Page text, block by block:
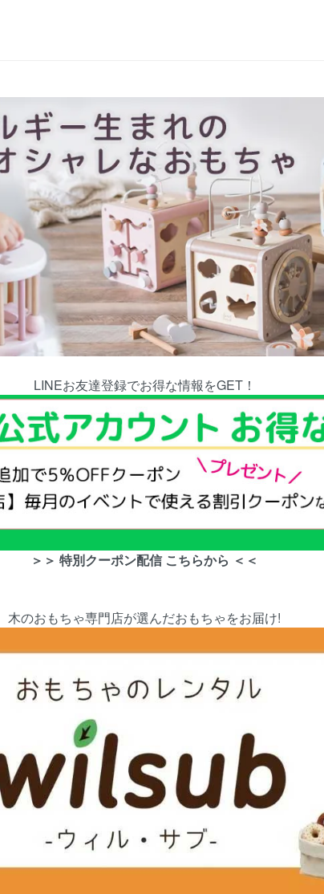
LINEお友達登録でお得な情報をGET！
＞＞ 特別クーポン配信 こちらから ＜＜
木のおもちゃ専門店が選んだおもちゃをお届け!